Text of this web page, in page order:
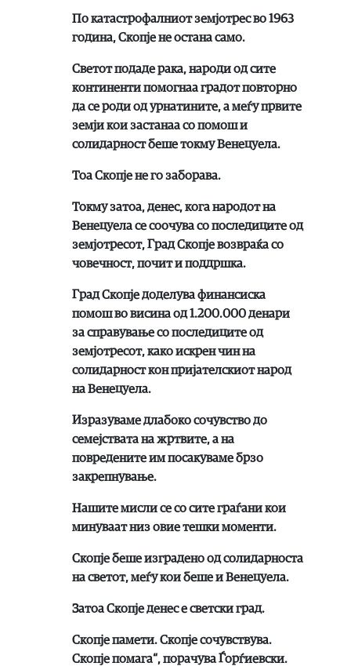
По катастрофалниот земјотрес во 1963
година, Скопје не остана само.
Светот подаде рака, народи од сите
континенти помогнаа градот повторно
да се роди од урнатините, а меѓу првите
земји кои застанаа со помош и
солидарност беше токму Венецуела.
Тоа Скопје не го заборава.
Токму затоа, денес, кога народот на
Венецуела се соочува со последиците од
земјотресот, Град Скопје возвраќа со
човечност, почит и поддршка.
Град Скопје доделува финансиска
помош во висина од 1.200.000 денари
за справување со последиците од
земјотресот, како искрен чин на
солидарност кон пријателскиот народ
на Венецуела.
Изразуваме длабоко сочувство до
семејствата на жртвите, а на
повредените им посакуваме брзо
закрепнување.
Нашите мисли се со сите граѓани кои
минуваат низ овие тешки моменти.
Скопје беше изградено од солидарноста
на светот, меѓу кои беше и Венецуела.
Затоа Скопје денес е светски град.
Скопје памети. Скопје сочувствува.
Скопје помага“, порачува Ѓорѓиевски.